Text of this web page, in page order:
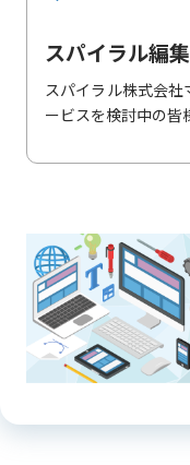
スパイラル編
スパイラル株式会
ービスを検討中の皆